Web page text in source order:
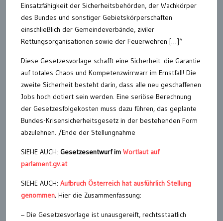
Einsatzfähigkeit der Sicherheitsbehörden, der Wachkörper
des Bundes und sonstiger Gebietskörperschaften
einschließlich der Gemeindeverbände, ziviler
Rettungsorganisationen sowie der Feuerwehren […]“
Diese Gesetzesvorlage schafft eine Sicherheit: die Garantie
auf totales Chaos und Kompetenzwirrwarr im Ernstfall! Die
zweite Sicherheit besteht darin, dass alle neu geschaffenen
Jobs hoch dotiert sein werden. Eine seriöse Berechnung
der Gesetzesfolgekosten muss dazu führen, das geplante
Bundes-Krisensicherheitsgesetz in der bestehenden Form
abzulehnen. /Ende der Stellungnahme
SIEHE AUCH: Gesetzesentwurf im Wortlaut auf
parlament.gv.at
SIEHE AUCH: Aufbruch Österreich hat ausführlich Stellung
genommen. Hier die Zusammenfassung:
– Die Gesetzesvorlage ist unausgereift, rechtsstaatlich